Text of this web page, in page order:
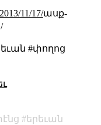
11/17/ասք-
#փողոց
երեւան